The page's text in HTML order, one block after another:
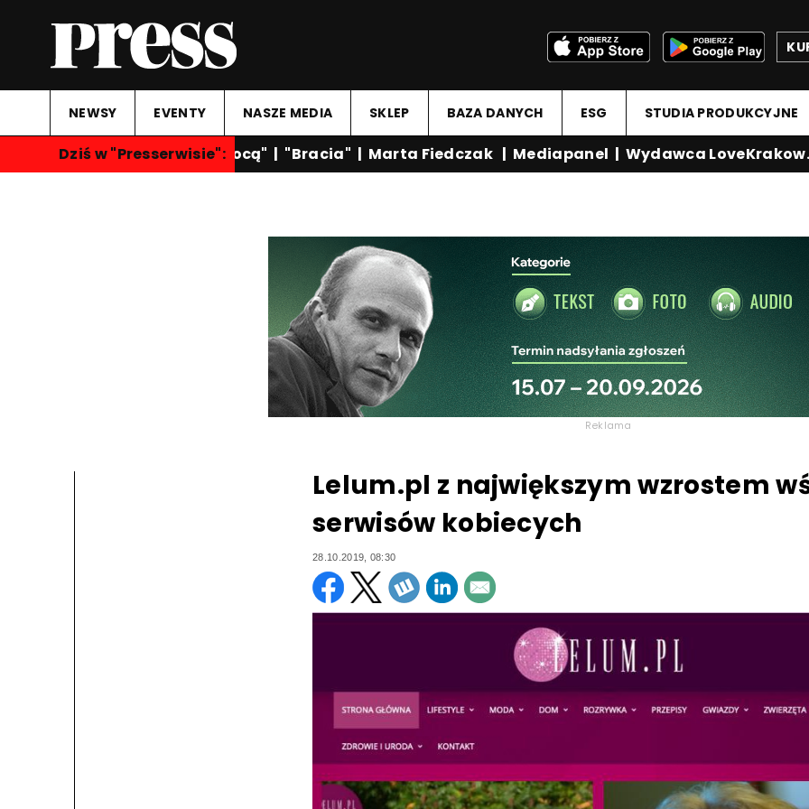
NEWSY EVENTY NASZE MEDIA SKLEP BAZA DANYCH ESG STUDIA PRODUKCYJNE
Dziś w "Presserwisie":
"Rozmowy nocą"|"Bracia"|Marta Fiedczak|Mediapanel | Wydawca
Reklama
Lelum.pl z największym wzrostem
serwisów kobiecych
28.10.2019, 08:30